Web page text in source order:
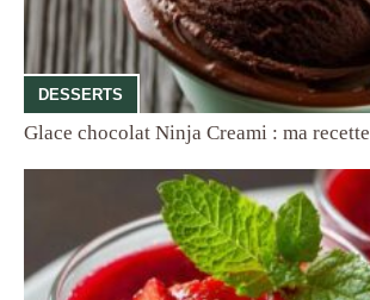
DESSERTS
Glace chocolat Ninja Creami : ma